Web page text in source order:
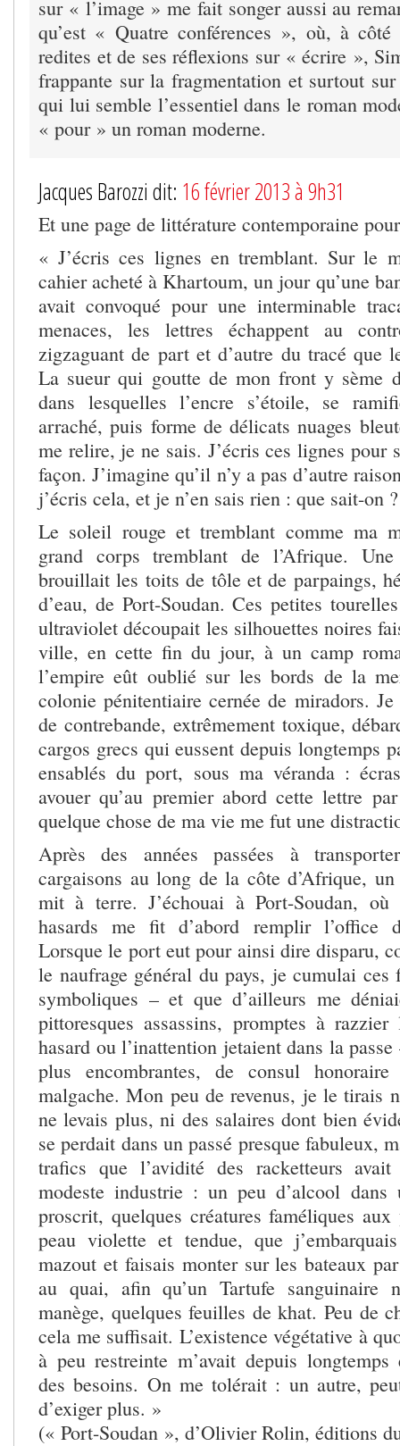
sur « l’image » me fait songer aussi au
qu’est « Quatre conférences », où, à côté
redites et de ses réflexions sur « écrire »,
frappante sur la fragmentation et surtout
qui lui semble l’essentiel dans le roman
« pour » un roman moderne.
Jacques Barozzi dit: 16 février 2013 à 9h31
Et une page de littérature contemporaine
« J’écris ces lignes en tremblant. Sur le
cahier acheté à Khartoum, un jour qu’une
avait convoqué pour une interminable
menaces, les lettres échappent au
zigzaguant de part et d’autre du tracé que
La sueur qui goutte de mon front y sème
dans lesquelles l’encre s’étoile, se
arraché, puis forme de délicats nuages
me relire, je ne sais. J’écris ces lignes pour
façon. J’imagine qu’il n’y a pas d’autre
j’écris cela, et je n’en sais rien : que sait-on ?
Le soleil rouge et tremblant comme ma
grand corps tremblant de l’Afrique. Une
brouillait les toits de tôle et de parpaings,
d’eau, de Port-Soudan. Ces petites
ultraviolet découpait les silhouettes noires
ville, en cette fin du jour, à un camp
l’empire eût oublié sur les bords de la
colonie pénitentiaire cernée de miradors.
de contrebande, extrêmement toxique,
cargos grecs qui eussent depuis longtemps
ensablés du port, sous ma véranda :
avouer qu’au premier abord cette lettre
quelque chose de ma vie me fut une
Après des années passées à
cargaisons au long de la côte d’Afrique,
mit à terre. J’échouai à Port-Soudan, où
hasards me fit d’abord remplir l’office
Lorsque le port eut pour ainsi dire disparu,
le naufrage général du pays, je cumulai ces
symboliques – et que d’ailleurs me
pittoresques assassins, promptes à
hasard ou l’inattention jetaient dans la
plus encombrantes, de consul
malgache. Mon peu de revenus, je le tirais
ne levais plus, ni des salaires dont bien
se perdait dans un passé presque fabuleux,
trafics que l’avidité des racketteurs
modeste industrie : un peu d’alcool
proscrit, quelques créatures faméliques
peau violette et tendue, que
mazout et faisais monter sur les bateaux
au quai, afin qu’un Tartufe sanguinaire
manège, quelques feuilles de khat. Peu de
cela me suffisait. L’existence végétative à
à peu restreinte m’avait depuis longtemps
des besoins. On me tolérait : un autre,
d’exiger plus. »
(« Port-Soudan », d’Olivier Rolin, éditions